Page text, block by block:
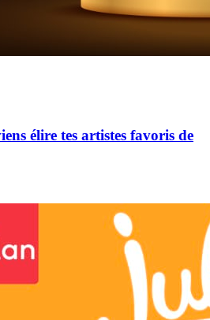
élire tes artistes favoris de